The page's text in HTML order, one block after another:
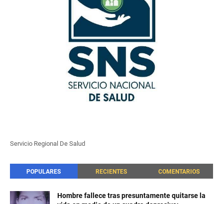
Servicio Regional De Salud
POPULARES RECIENTES COMENTARIOS
Hombre fallece tras presuntamente quitarse la